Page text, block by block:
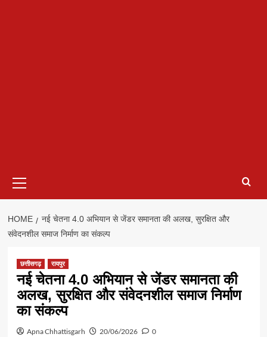
Menu
HOME
नई चेतना 4.0 अभियान से जेंडर समानता की अलख, सुरक्षित और
संवेदनशील समाज निर्माण का संकल्प
छत्तीसगढ़ रायपुर
नई चेतना 4.0 अभियान से जेंडर समानता की
अलख, सुरक्षित और संवेदनशील समाज निर्माण
का संकल्प
Apna Chhattisgarh 20/06/2026 0